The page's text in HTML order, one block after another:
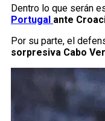
Dentro lo que serán
Portugal ante
Por su parte, el
sorpresiva Cabo